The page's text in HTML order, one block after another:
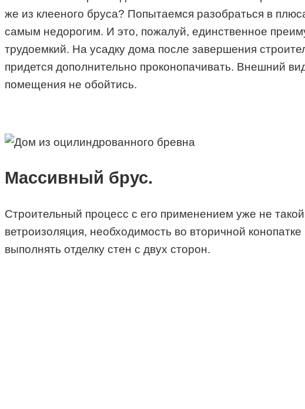
же из клееного бруса? Попытаемся разобраться в
самым недорогим. И это, пожалуй, единственное
трудоемкий. На усадку дома после завершения
придется дополнительно проконопачивать. Внешний
помещения не обойтись.
Массивный брус.
Строительный процесс с его применением уже не
ветроизоляция, необходимость во вторичной
выполнять отделку стен с двух сторон.